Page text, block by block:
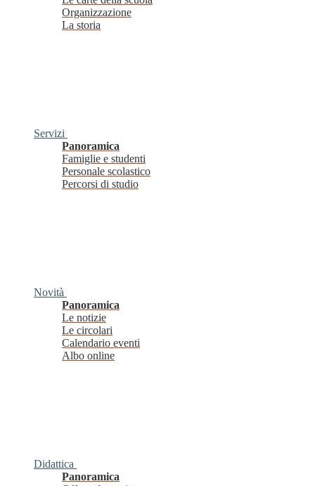
Organizzazione
La storia
Servizi
Panoramica
Famiglie e studenti
Personale scolastico
Percorsi di studio
Novità
Panoramica
Le notizie
Le circolari
Calendario eventi
Albo online
Didattica
Panoramica